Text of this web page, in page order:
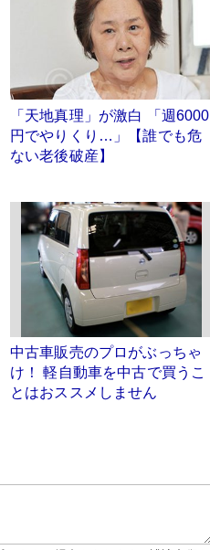
「天地真理」が激白 「週6000
円でやりくり…」【誰でも危
ない老後破産】
中古車販売のプロがぶっちゃ
け！ 軽自動車を中古で買うこ
とはおススメしません